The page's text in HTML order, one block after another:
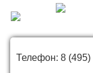
Телефон: 8 (495)